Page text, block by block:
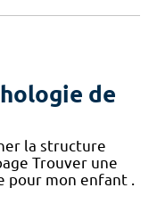
de
la structure
Trouver une
pour mon enfant .